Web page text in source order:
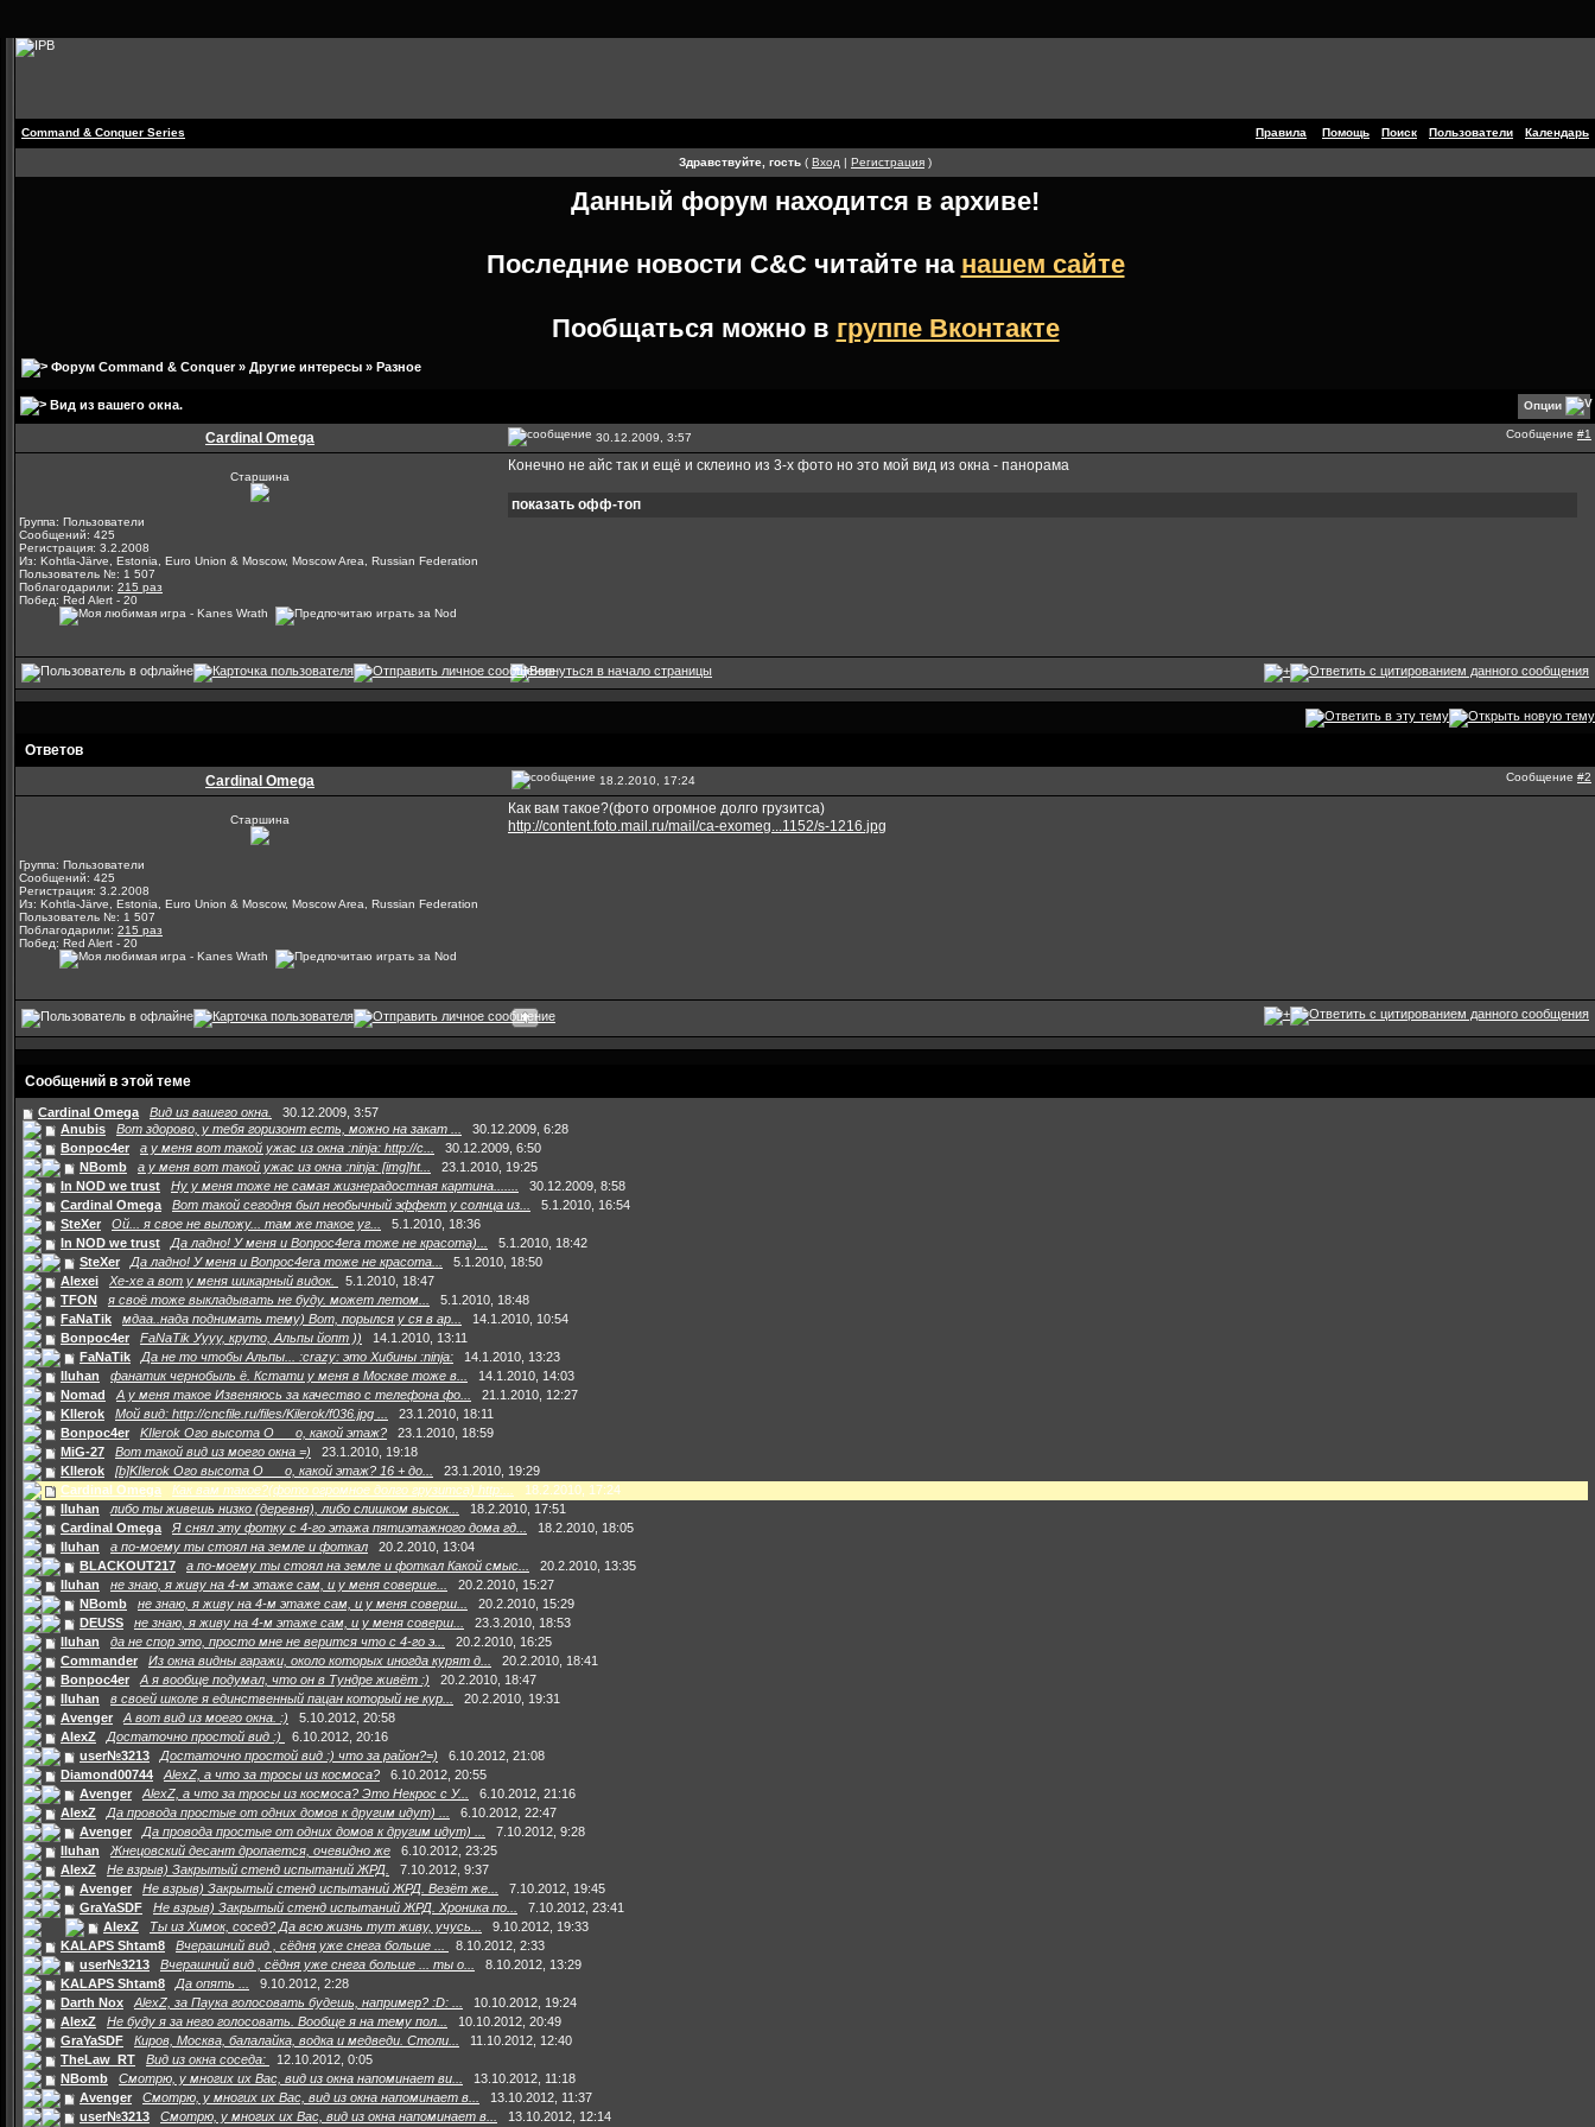
Command & Conquer Series Правила Помощь Поиск Пользователи Календарь
Здравствуйте, гость ( Вход | Регистрация )
Данный форум находится в архиве!
Последние новости C&C читайте на нашем сайте
Пообщаться можно в группе Вконтакте
Форум Command & Conquer» Другие интересы » Разное
Вид из вашего окна. Опции
Cardinal Omega 30.12.2009, 3:57 Сообщение #1
Старшина
Группа: Пользователи
Сообщений: 425
Регистрация: 3.2.2008
Из: Kohtla-Järve, Estonia, Euro Union & Moscow, Moscow Area, Russian Federation
Пользователь №: 1 507
Поблагодарили: 215 раз
Побед: Red Alert - 20
Конечно не айс так и ещё и склеино из 3-х фото но это мой вид из окна - панорама
показать офф-топ
Ответов
Cardinal Omega
18.2.2010, 17:24 Сообщение #2
Старшина
Группа: Пользователи
Сообщений: 425
Регистрация: 3.2.2008
Из: Kohtla-Järve, Estonia, Euro Union & Moscow, Moscow Area, Russian Federation
Пользователь №: 1 507
Поблагодарили: 215 раз
Побед: Red Alert - 20
Как вам такое?(фото огромное долго грузитса)
http://content.foto.mail.ru/mail/ca-exomeg...1152/s-1216.jpg
Сообщений в этой теме
Cardinal Omega Вид из вашего окна.
30.12.2009, 3:57
Anubis
Вот здорово, у тебя горизонт есть, можно на закат ...
30.12.2009, 6:28
Bonpoc4er
а у меня вот такой ужас из окна :ninja: http://c...
30.12.2009, 6:50
NBomb
а у меня вот такой ужас из окна :ninja: [img]ht...
23.1.2010, 19:25
In NOD we trust
Ну у меня тоже не самая жизнерадостная картина.......
30.12.2009, 8:58
Cardinal Omega
Вот такой сегодня был необычный эффект у солнца из...
5.1.2010, 16:54
SteXer
Ой... я свое не выложу... там же такое уг...
5.1.2010, 18:36
In NOD we trust
Да ладно! У меня и Bonpoc4era тоже не красота)...
5.1.2010, 18:42
SteXer
Да ладно! У меня и Bonpoc4era тоже не красота...
5.1.2010, 18:50
Alexei
Хе-хе а вот у меня шикарный видок.
5.1.2010, 18:47
TFON
я своё тоже выкладывать не буду. может летом...
5.1.2010, 18:48
FaNaTik
мдаа..нада поднимать тему) Вот, порылся у ся в ар...
14.1.2010, 10:54
Bonpoc4er
FaNaTik Уууу, круто, Альпы йопт ))
14.1.2010, 13:11
FaNaTik
Да не то чтобы Альпы... :crazy: это Хибины :ninja:
14.1.2010, 13:23
Iluhan
фанатик чернобыль ё. Кстати у меня в Москве тоже в...
14.1.2010, 14:03
Nomad
А у меня такое Извеняюсь за качество с телефона фо...
21.1.2010, 12:27
KIlerok
Мой вид: http://cncfile.ru/files/Kilerok/f036.jpg ...
23.1.2010, 18:11
Bonpoc4er
KIlerok Ого высота О___о, какой этаж?
23.1.2010, 18:59
MiG-27
Вот такой вид из моего окна =)
23.1.2010, 19:18
KIlerok
[b]KIlerok Ого высота О___о, какой этаж? 16 + до...
23.1.2010, 19:29
Cardinal Omega
Как вам такое?(фото огромное долго грузитса) http:...
18.2.2010, 17:24
Iluhan
либо ты живешь низко (деревня), либо слишком высок...
18.2.2010, 17:51
Cardinal Omega
Я снял эту фотку с 4-го этажа пятиэтажного дома гд...
18.2.2010, 18:05
Iluhan
а по-моему ты стоял на земле и фоткал
20.2.2010, 13:04
BLACKOUT217
а по-моему ты стоял на земле и фоткал Какой смыс...
20.2.2010, 13:35
Iluhan
не знаю, я живу на 4-м этаже сам, и у меня соверше...
20.2.2010, 15:27
NBomb
не знаю, я живу на 4-м этаже сам, и у меня соверш...
20.2.2010, 15:29
DEUSS
не знаю, я живу на 4-м этаже сам, и у меня соверш...
23.3.2010, 18:53
Iluhan
да не спор это, просто мне не верится что с 4-го э...
20.2.2010, 16:25
Commander
Из окна видны гаражи, около которых иногда курят д...
20.2.2010, 18:41
Bonpoc4er
А я вообще подумал, что он в Тундре живёт :)
20.2.2010, 18:47
Iluhan
в своей школе я единственный пацан который не кур...
20.2.2010, 19:31
Avenger
А вот вид из моего окна. :)
5.10.2012, 20:58
AlexZ
Достаточно простой вид :)
6.10.2012, 20:16
user№3213
Достаточно простой вид :) что за район?=)
6.10.2012, 21:08
Diamond00744
AlexZ, а что за тросы из космоса?
6.10.2012, 20:55
Avenger
AlexZ, а что за тросы из космоса? Это Некрос с У...
6.10.2012, 21:16
AlexZ
Да провода простые от одних домов к другим идут) ...
6.10.2012, 22:47
Avenger
Да провода простые от одних домов к другим идут) ...
7.10.2012, 9:28
Iluhan
Жнецовский десант дропается, очевидно же
6.10.2012, 23:25
AlexZ
Не взрыв) Закрытый стенд испытаний ЖРД.
7.10.2012, 9:37
Avenger
Не взрыв) Закрытый стенд испытаний ЖРД. Везёт же...
7.10.2012, 19:45
GraYaSDF
Не взрыв) Закрытый стенд испытаний ЖРД. Хроника по...
7.10.2012, 23:41
AlexZ
Ты из Химок, сосед? Да всю жизнь тут живу, учусь...
9.10.2012, 19:33
KALAPS Shtam8
Вчерашний вид , сёдня уже снега больше ...
8.10.2012, 2:33
user№3213
Вчерашний вид , сёдня уже снега больше ... ты о...
8.10.2012, 13:29
KALAPS Shtam8
Да опять ...
9.10.2012, 2:28
Darth Nox
AlexZ, за Паука голосовать будешь, например? :D: ...
10.10.2012, 19:24
AlexZ
Не буду я за него голосовать. Вообще я на тему пол...
10.10.2012, 20:49
GraYaSDF
Киров, Москва, балалайка, водка и медведи. Столи...
11.10.2012, 12:40
TheLaw_RT
Вид из окна соседа:
12.10.2012, 0:05
NBomb
Смотрю, у многих их Вас, вид из окна напоминает ви...
13.10.2012, 11:18
Avenger
Смотрю, у многих их Вас, вид из окна напоминает в...
13.10.2012, 11:37
user№3213
Смотрю, у многих их Вас, вид из окна напоминает в... 13.10.2012, 12:14